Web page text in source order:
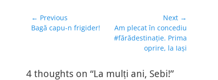
Navigare
în
← Previous
Previous
Bagă capu-n frigider!
Next →
Next
post:
Am plecat în concediu
#fărădestinație. Prima
oprire, la Iași
4 thoughts on “La mulți ani, Sebi!”